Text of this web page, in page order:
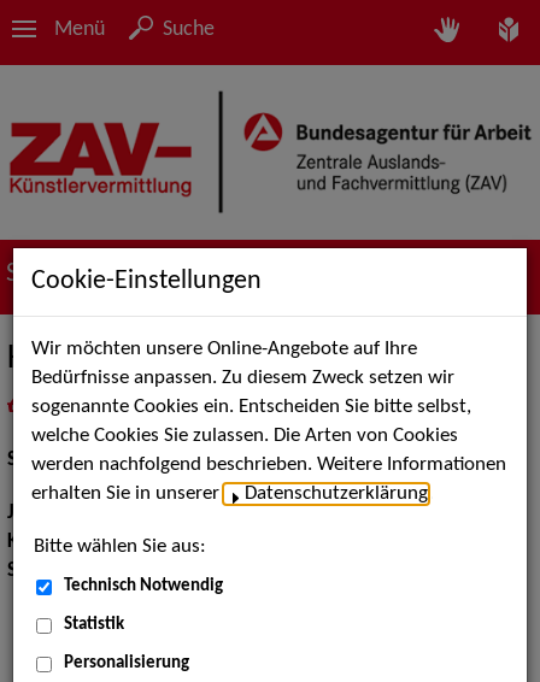
Menü Suche
Suche nach Künstler*innen
Konstantin Rommelfangen
als PDF speichern
inMeine Merklistelegen
Schauspiel:Bühne
Jahrgang:
Körpergröße:180 cm
Sprachen:
Cookie-Einstellungen
Wir möchten unsere Online-Angebote auf Ihre
Bedürfnisse anpassen. Zu diesem Zweck setzen wir
sogenannte Cookies ein. Entscheiden Sie bitte selbst,
welche Cookies Sie zulassen. Die Arten von Cookies
werden nachfolgend beschrieben. Weitere Informationen
erhalten Sie in unserer
Datenschutzerklärung
Bitte wählen Sie aus:
Technisch Notwendig
Statistik
Personalisierung